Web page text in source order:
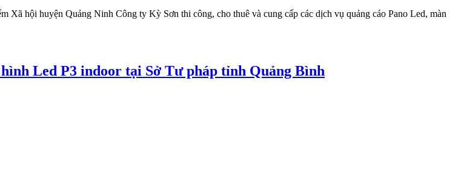
hội huyện Quảng Ninh Công ty Kỳ Sơn thi công, cho thuê và cung cấp các dịch vụ quảng cáo Pano Led, màn
Led P3 indoor tại Sở Tư pháp tỉnh Quảng Bình